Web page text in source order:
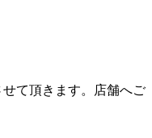
て頂きます。店舗へご